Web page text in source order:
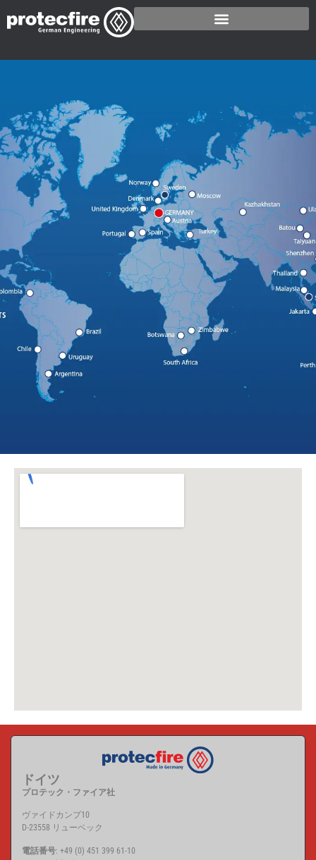
ドイツ
プロテック・ファイア社
ヴァイドカンプ10
D-23558 リューベック
電話番号: +49 (0) 451 399 61-10